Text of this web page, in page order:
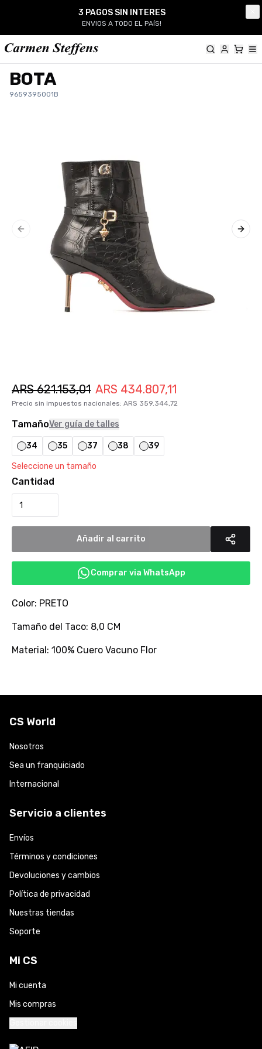
3 PAGOS SIN INTERES
ENVIOS A TODO EL PAÍS!
BOTA
9659395001B
Previous slide Next
ARS 621.153,01 ARS 434.807,11
Precio sin impuestos nacionales: ARS 359.344,72
TamañoVer guía de talles
34 35 37 38 39
Seleccione un tamaño
Cantidad
Añadir al carrito
Comprar via WhatsApp
Color: PRETO
Tamaño del Taco: 8,0 CM
Material: 100% Cuero Vacuno Flor
CS World
Nosotros
Sea un franquiciado
Internacional
Servicio a clientes
Envíos
Términos y condiciones
Devoluciones y cambios
Política de privacidad
Nuestras tiendas
Soporte
Mi CS
Mi cuenta
Mis compras